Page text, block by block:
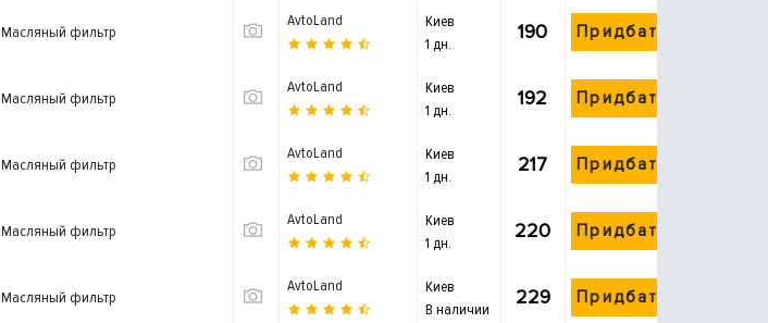
Масляный фильтр
AvtoLand
Киев
1 дн.
190 Придбати
Масляный фильтр
AvtoLand
Киев
1 дн.
192 Придбати
Масляный фильтр
AvtoLand
Киев
1 дн.
217 Придбати
Масляный фильтр
AvtoLand
Киев
1 дн.
220 Придбати
Масляный фильтр
AvtoLand
Киев
В наличии
229 Придбати